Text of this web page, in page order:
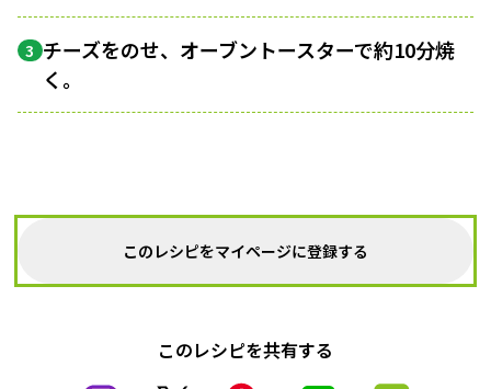
3 チーズをのせ、オーブントースターで約10分焼
く。
このレシピをマイページに登録する
このレシピを共有する